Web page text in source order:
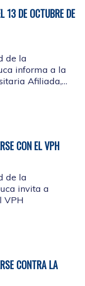
13 DE OCTUBRE DE
de la
informa a la
Afiliada,
CON EL VPH
de la
invita a
VPH
CONTRA LA